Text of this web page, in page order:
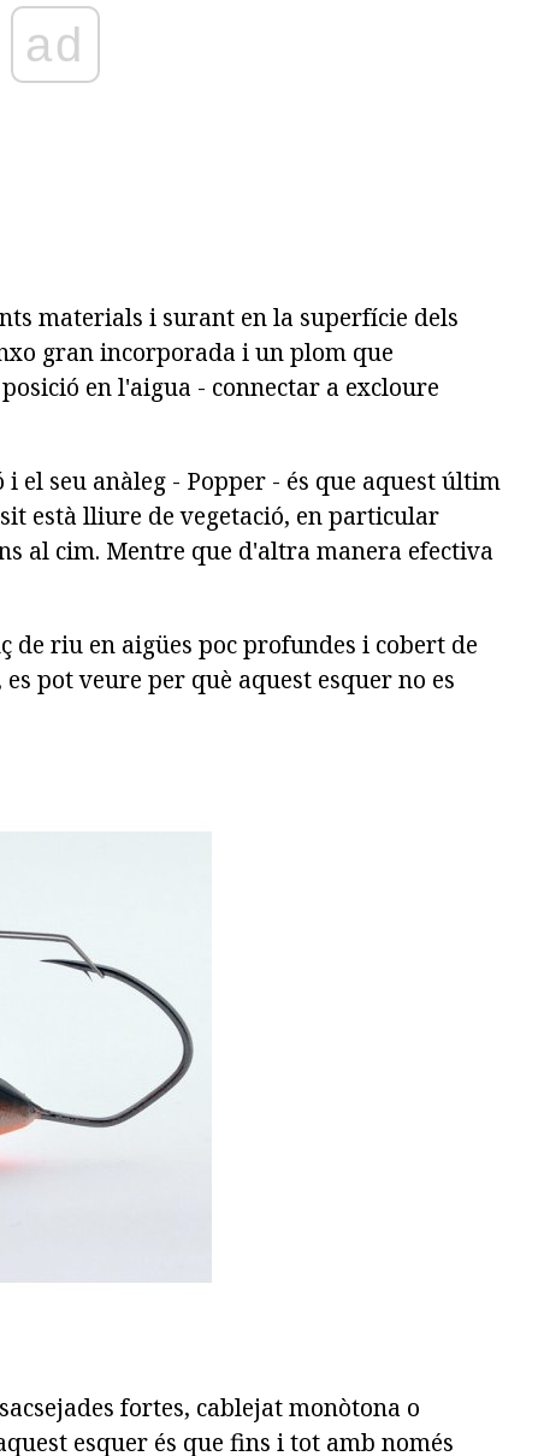
ad
materials i surant en la superfície dels
gran incorporada i un plom que
en l'aigua - connectar a excloure
el seu anàleg - Popper - és que aquest últim
està lliure de vegetació, en particular
al cim. Mentre que d'altra manera efectiva
riu en aigües poc profundes i cobert de
pot veure per què aquest esquer no es
fortes, cablejat monòtona o
esquer és que fins i tot amb només